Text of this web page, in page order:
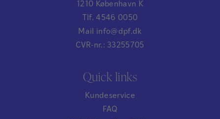
1210 København K
Tlf. 4546 0050
Mail info@dpf.dk
CVR-nr.: 33255705
Quick links
Kundeservice
FAQ